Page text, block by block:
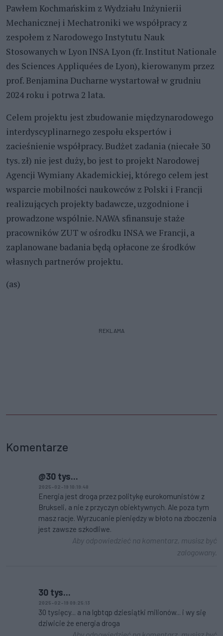
Pawłem Kochmańskim z Wydziału Inżynierii
Mechanicznej i Mechatroniki we współpracy z
zespołem z Narodowego Instytutu Nauk
Stosowanych w Lyon INSA Lyon (fr. Institut Nationale
des Sciences Appliquées de Lyon), kierowanym przez
prof. Benjamina Ducharne wystartował w grudniu
2024 roku i potrwa 2 lata.
Celem projektu jest zbudowanie międzynarodowego
interdyscyplinarnego zespołu ekspertów i
zacieśnienie współpracy. Budżet zadania (niecałe 30
tys. zł) nie jest duży, bo jest to projekt Narodowej
Agencji Wymiany Akademickiej, którego celem jest
wsparcie mobilności naukowców z Polski i Francji
realizujących projekty badawcze, uzgodnione i
prowadzone wspólnie. NAWA sfinansuje staże
pracowników ZUT w ośrodku INSA we Francji, a
zaplanowane badania będą opłacone ze środków
własnych partnerów projektu.
(as)
REKLAMA
Komentarze
@30 tys...
2025-02-19 10:19:48
Energia jest droga przez politykę eurokomunistów z
Brukseli, a nie z przyczyn obiektywnych. Ale poza tym
masz racje. Wyrzucanie pieniędzy w błoto na zboczenia
jest zawsze szkodliwe.
Aby odpowiedzieć na komentarz, musisz być
zalogowany.
30 tys...
2025-02-19 09:25:13
30 tysięcy... a na lgbtqp dziesiątki milionów... i wy się
dziwicie że energia droga
Aby odpowiedzieć na komentarz, musisz być